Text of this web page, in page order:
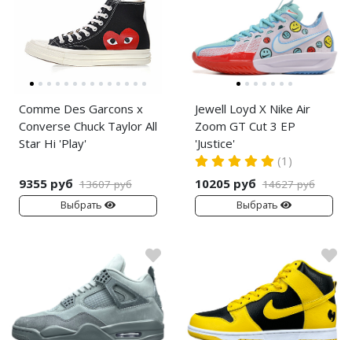
Comme Des Garcons x
Converse Chuck Taylor All
Star Hi 'Play'
9355 руб 13607 руб
Выбрать
Jewell Loyd X Nike Air
Zoom GT Cut 3 EP
'Justice'
(1)
10205 руб 14627 руб
Выбрать